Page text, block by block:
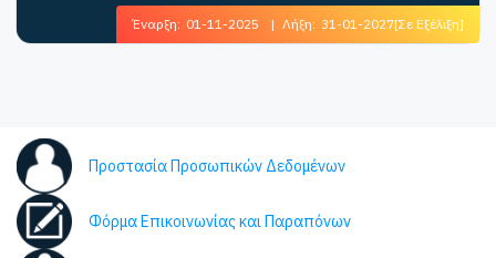
Έναρξη: 01-11-2025 | Λήξη: 31-01-2027[Σε Εξέλιξη]
Προστασία Προσωπικών Δεδομένων
Φόρμα Επικοινωνίας και Παραπόνων